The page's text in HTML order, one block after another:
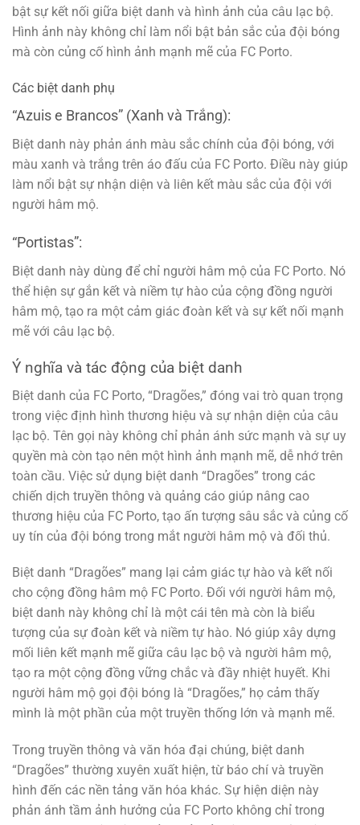
bật sự kết nối giữa biệt danh và hình ảnh của câu lạc bộ.
Hình ảnh này không chỉ làm nổi bật bản sắc của đội bóng
mà còn củng cố hình ảnh mạnh mẽ của FC Porto.
Các biệt danh phụ
“Azuis e Brancos” (Xanh và Trắng):
Biệt danh này phản ánh màu sắc chính của đội bóng, với
màu xanh và trắng trên áo đấu của FC Porto. Điều này giúp
làm nổi bật sự nhận diện và liên kết màu sắc của đội với
người hâm mộ.
“Portistas”:
Biệt danh này dùng để chỉ người hâm mộ của FC Porto. Nó
thể hiện sự gắn kết và niềm tự hào của cộng đồng người
hâm mộ, tạo ra một cảm giác đoàn kết và sự kết nối mạnh
mẽ với câu lạc bộ.
Ý nghĩa và tác động của biệt danh
Biệt danh của FC Porto, “Dragões,” đóng vai trò quan trọng
trong việc định hình thương hiệu và sự nhận diện của câu
lạc bộ. Tên gọi này không chỉ phản ánh sức mạnh và sự uy
quyền mà còn tạo nên một hình ảnh mạnh mẽ, dễ nhớ trên
toàn cầu. Việc sử dụng biệt danh “Dragões” trong các
chiến dịch truyền thông và quảng cáo giúp nâng cao
thương hiệu của FC Porto, tạo ấn tượng sâu sắc và củng cố
uy tín của đội bóng trong mắt người hâm mộ và đối thủ.
Biệt danh “Dragões” mang lại cảm giác tự hào và kết nối
cho cộng đồng hâm mộ FC Porto. Đối với người hâm mộ,
biệt danh này không chỉ là một cái tên mà còn là biểu
tượng của sự đoàn kết và niềm tự hào. Nó giúp xây dựng
mối liên kết mạnh mẽ giữa câu lạc bộ và người hâm mộ,
tạo ra một cộng đồng vững chắc và đầy nhiệt huyết. Khi
người hâm mộ gọi đội bóng là “Dragões,” họ cảm thấy
mình là một phần của một truyền thống lớn và mạnh mẽ.
Trong truyền thông và văn hóa đại chúng, biệt danh
“Dragões” thường xuyên xuất hiện, từ báo chí và truyền
hình đến các nền tảng văn hóa khác. Sự hiện diện này
phản ánh tầm ảnh hưởng của FC Porto không chỉ trong